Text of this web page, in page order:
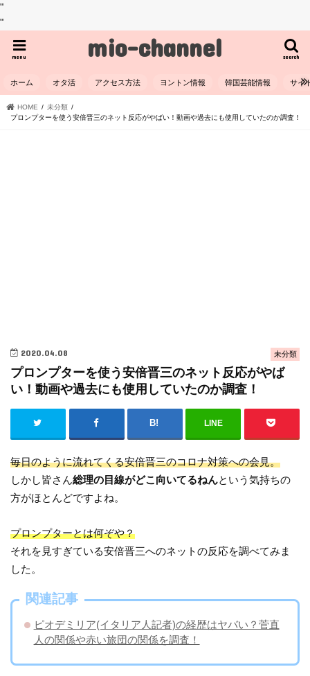
"
"
mio-channel search
menu
ホーム オタ活 アクセス方法 ヨントン情報 韓国芸能情報 サイ
HOME
未分類
プロンプターを使う安倍晋三のネット反応がやばい！動画や過去にも使用していたのか調査！
未分類
2020.04.08
プロンプターを使う安倍晋三のネット反応がやば
い！動画や過去にも使用していたのか調査！
LINE
毎日のように流れてくる安倍晋三のコロナ対策への会見。
しかし皆さん総理の目線がどこ向いてるねんという気持ちの
方がほとんどですよね。
プロンプターとは何ぞや？
それを見すぎている安倍晋三へのネットの反応を調べてみま
した。
関連記事
ピオデミリア(イタリア人記者)の経歴はヤバい？菅直
人の関係や赤い旅団の関係を調査！